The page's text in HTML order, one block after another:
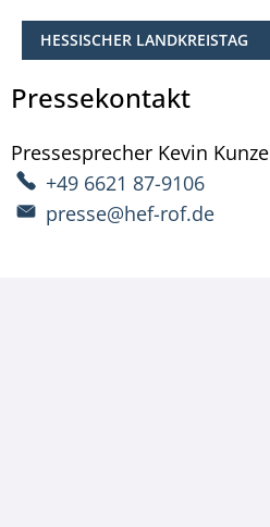
HESSISCHER LANDKREISTAG
Pressekontakt
Pressesprecher Kevin Kunze
+49 6621 87-9106
presse@hef-rof.de